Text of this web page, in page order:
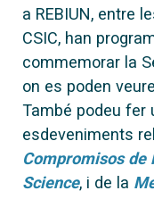
a REBIUN, entre
CSIC, han
commemorar la
on es poden
També podeu fer
esdeveniments
Compromisos de
Science, i de la